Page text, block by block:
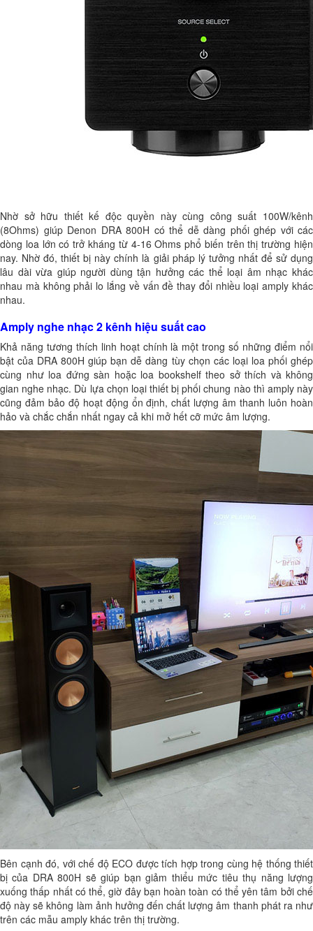
Nhờ sở hữu thiết kế độc quyền này cùng công suất 100W/kênh
(8Ohms) giúp Denon DRA 800H có thể dễ dàng phối ghép với các
dòng loa lớn có trở kháng từ 4-16 Ohms phổ biến trên thị trường hiện
nay. Nhờ đó, thiết bị này chính là giải pháp lý tưởng nhất để sử dụng
lâu dài vừa giúp người dùng tận hưởng các thể loại âm nhạc khác
nhau mà không phải lo lắng về vấn đề thay đổi nhiều loại amply khác
nhau.
Amply nghe nhạc 2 kênh hiệu suất cao
Khả năng tương thích linh hoạt chính là một trong số những điểm nổi
bật của DRA 800H giúp bạn dễ dàng tùy chọn các loại loa phối ghép
cùng như loa đứng sàn hoặc loa bookshelf theo sở thích và không
gian nghe nhạc. Dù lựa chọn loại thiết bị phối chung nào thì amply này
cũng đảm bảo độ hoạt động ổn định, chất lượng âm thanh luôn hoàn
hảo và chắc chắn nhất ngay cả khi mở hết cỡ mức âm lượng.
Bên cạnh đó, với chế độ ECO được tích hợp trong cùng hệ thống thiết
bị của DRA 800H sẽ giúp bạn giảm thiểu mức tiêu thụ năng lượng
xuống thấp nhất có thể, giờ đây bạn hoàn toàn có thể yên tâm bởi chế
độ này sẽ không làm ảnh hưởng đến chất lượng âm thanh phát ra như
trên các mẫu amply khác trên thị trường.